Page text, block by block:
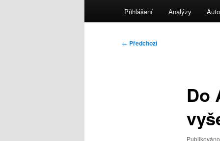
Přihlášení Analýzy
Navigace
← Předchozí
Do
Publikováno